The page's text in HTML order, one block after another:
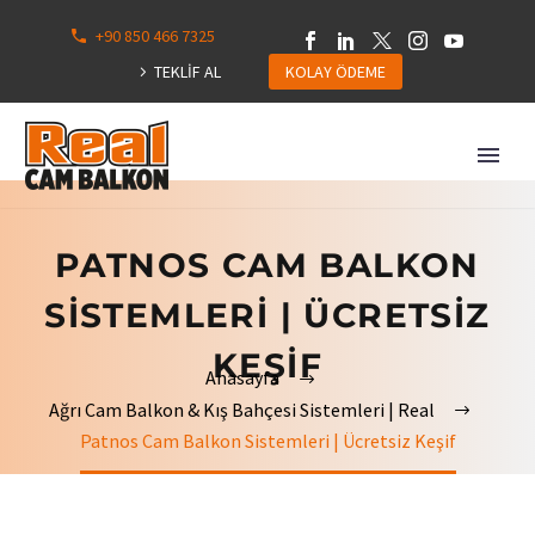
+90 850 466 7325
TEKLİF AL
KOLAY ÖDEME
PATNOS CAM BALKON
SISTEMLERI | ÜCRETSIZ
KEŞIF
Anasayfa
Ağrı Cam Balkon & Kış Bahçesi Sistemleri | Real
Patnos Cam Balkon Sistemleri | Ücretsiz Keşif
113
Hepsini
Göster